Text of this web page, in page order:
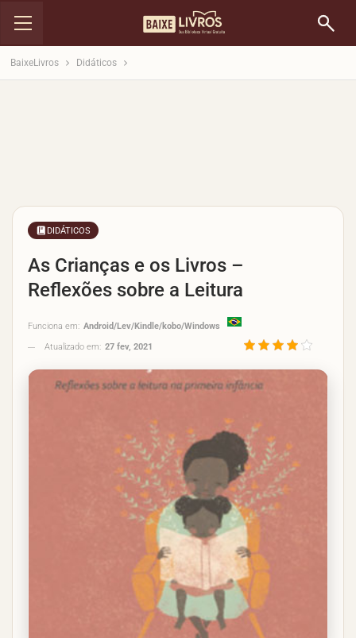
BaixeLivros Didáticos
DIDÁTICOS
As Crianças e os Livros –
Reflexões sobre a Leitura
Funciona em: Android/Lev/Kindle/kobo/Windows
Atualizado em: 27 fev, 2021